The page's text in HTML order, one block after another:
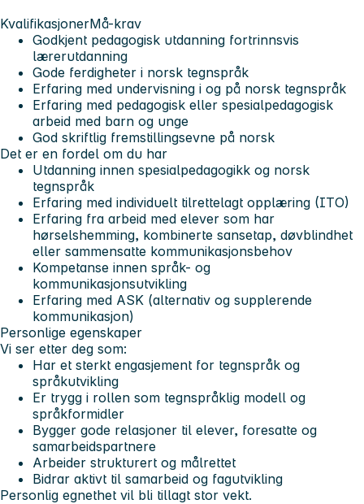
KvalifikasjonerMå-krav
Godkjent pedagogisk utdanning fortrinnsvis
lærerutdanning
Gode ferdigheter i norsk tegnspråk
Erfaring med undervisning i og på norsk tegnspråk
Erfaring med pedagogisk eller spesialpedagogisk
arbeid med barn og unge
God skriftlig fremstillingsevne på norsk
Det er en fordel om du har
Utdanning innen spesialpedagogikk og norsk
tegnspråk
Erfaring med individuelt tilrettelagt opplæring (ITO)
Erfaring fra arbeid med elever som har
hørselshemming, kombinerte sansetap, døvblindhet
eller sammensatte kommunikasjonsbehov
Kompetanse innen språk- og
kommunikasjonsutvikling
Erfaring med ASK (alternativ og supplerende
kommunikasjon)
Personlige egenskaper
Vi ser etter deg som:
Har et sterkt engasjement for tegnspråk og
språkutvikling
Er trygg i rollen som tegnspråklig modell og
språkformidler
Bygger gode relasjoner til elever, foresatte og
samarbeidspartnere
Arbeider strukturert og målrettet
Bidrar aktivt til samarbeid og fagutvikling
Personlig egnethet vil bli tillagt stor vekt.